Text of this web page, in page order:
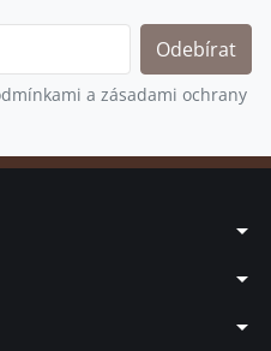
a zásadami ochrany
arrow_drop_down
arrow_drop_down
arrow_drop_down